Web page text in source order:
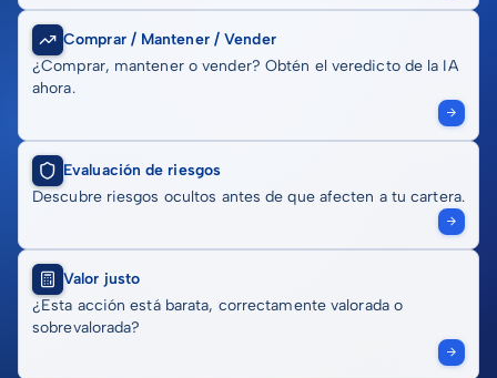
Comprar / Mantener / Vender
¿Comprar, mantener o vender? Obtén el veredicto de la IA
ahora.
Evaluación de riesgos
Descubre riesgos ocultos antes de que afecten a tu cartera.
Valor justo
¿Esta acción está barata, correctamente valorada o
sobrevalorada?